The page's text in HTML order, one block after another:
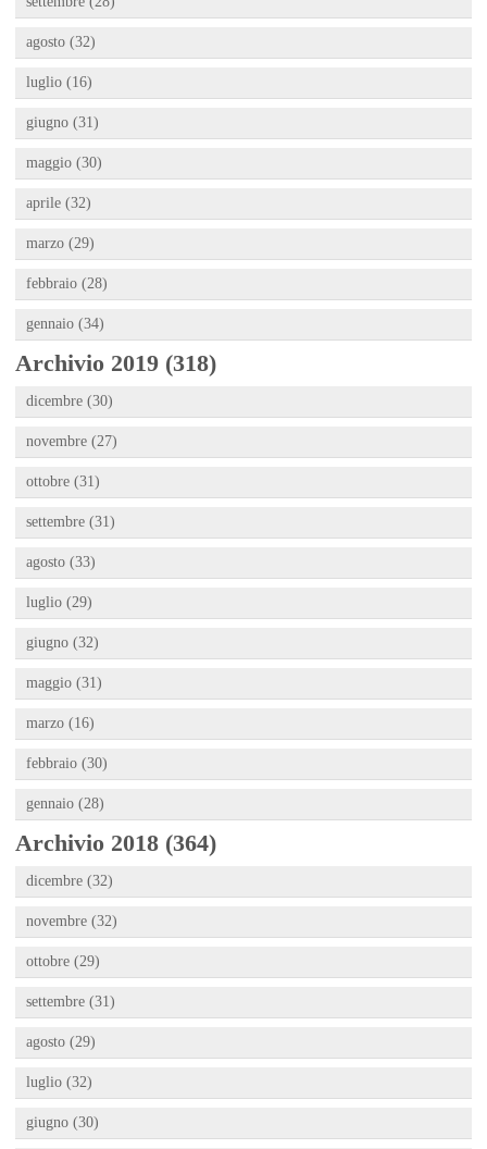
agosto (32)
luglio (16)
giugno (31)
maggio (30)
aprile (32)
marzo (29)
febbraio (28)
gennaio (34)
Archivio 2019 (318)
dicembre (30)
novembre (27)
ottobre (31)
settembre (31)
agosto (33)
luglio (29)
giugno (32)
maggio (31)
marzo (16)
febbraio (30)
gennaio (28)
Archivio 2018 (364)
dicembre (32)
novembre (32)
ottobre (29)
settembre (31)
agosto (29)
luglio (32)
giugno (30)